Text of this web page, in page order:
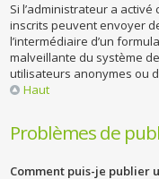
Si l’administrateur a
inscrits peuvent envoyer
l’intermédiaire d’un
malveillante du système
utilisateurs anonymes ou
Haut
Problèmes de
Comment puis-je publier